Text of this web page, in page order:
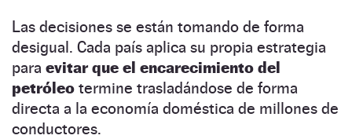
Las decisiones se están tomando de forma
desigual. Cada país aplica su propia estrategia
para evitar que el encarecimiento del
petróleo termine trasladándose de forma
directa a la economía doméstica de millones de
conductores.